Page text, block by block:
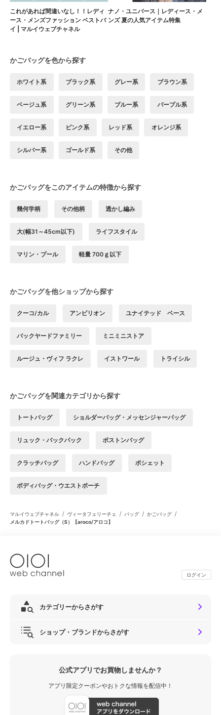
これがあれば間違いなし！！レディ
ース・メンズファッション ベストバ
イ | マルイウェブチャネル
ナノ・ユニバース｜レディース・メ
ンズ 夏の人気アイテム特集
かごバッグを色から探す
ホワイト系 ブラック系 グレー系 ブラウン系
ベージュ系 グリーン系 ブルー系 パープル系
イエロー系 ピンク系 レッド系 オレンジ系
シルバー系 ゴールド系 その他
かごバッグをこのアイテムの特徴から探す
幾何学柄 その他柄 透かし編み
大(幅31～45cm以下) ライフスタイル
マリン・プール 軽量 700ｇ以下
かごバッグを他ショップから探す
クーコ/カル アンビリオン ユナイテッド ベース
バックヤードファミリー ミニミニストア
ルージュ・ヴィフ ラクレ イストワール トライシル
かごバッグを関連カテゴリから探す
トートバッグ ショルダーバッグ・メッセンジャーバッグ
リュック・バックパック ボストンバッグ
クラッチバッグ ハンドバッグ ポシェット
ボディバッグ・ウエストポーチ
マルイウェブチャネル / ヴィータフェリーチェ / バッグ / かごバッグ /
メルカドトートバッグ（S）【aroco/アロコ】
ログイン
カテゴリーからさがす
ショップ・ブランドからさがす
公式アプリでお買物しませんか？
アプリ限定クーポンやおトクな情報を配信中！